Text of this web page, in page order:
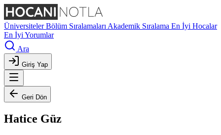
ÜniversitelerBölüm Sıralamaları Akademik Sıralama En İyi Hocalar
En İyi Yorumlar
Ara
Giriş Yap
Geri Dön
Hatice Güz